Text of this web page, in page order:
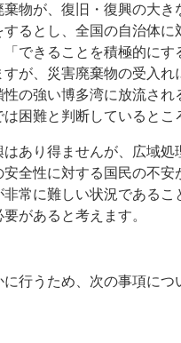
物が、復旧・復興の大き
るとし、全国の自治体に
できることを積極的に
が、災害廃棄物の受入れ
の強い博多湾に放流され
困難と判断しているとこ
あり得ませんが、広域処
全性に対する国民の不安
常に難しい状況であるこ
があると考えます。
行うため、次の事項につ